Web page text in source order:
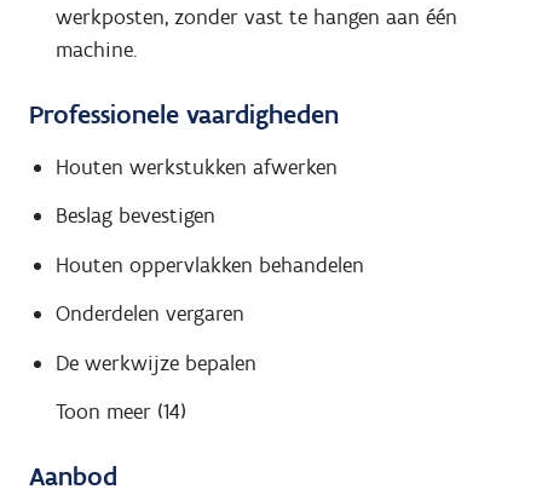
werkposten, zonder vast te hangen aan één
machine.
Professionele vaardigheden
Houten werkstukken afwerken
Beslag bevestigen
Houten oppervlakken behandelen
Onderdelen vergaren
De werkwijze bepalen
Toon meer (14)
Aanbod